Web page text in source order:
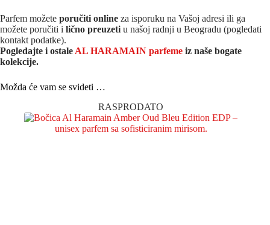
Parfem možete poručiti online za isporuku na Vašoj adresi ili ga
možete poručiti i lično preuzeti u našoj radnji u Beogradu (pogledati
kontakt podatke).
Pogledajte i ostale AL HARAMAIN parfeme iz naše bogate
kolekcije.
Možda će vam se svideti …
RASPRODATO